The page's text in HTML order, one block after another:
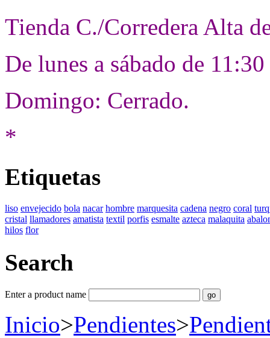
Tienda C./Corredera Alta
De lunes a sábado de
Domingo: Cerrado.
*
Etiquetas
liso envejecido bola nacar hombre marquesita cadena negro coral
cristal llamadores amatista textil porfis esmalte azteca malaquita
hilos flor
Search
Enter a product name
Inicio>Pendientes>